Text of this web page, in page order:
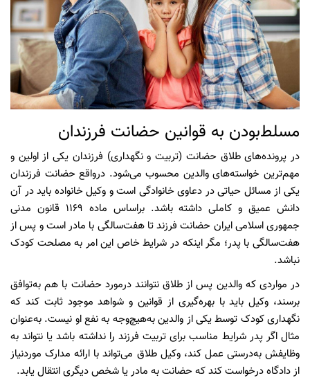
مسلط‌بودن به قوانین حضانت فرزندان
در پرونده‌های طلاق حضانت (تربیت و نگهداری) فرزندان یکی از اولین و
مهم‌ترین خواسته‌های والدین محسوب می‌شود. درواقع حضانت فرزندان
یکی از مسائل حیاتی در دعاوی خانوادگی است و وکیل خانواده باید در آن
دانش عمیق و کاملی داشته باشد. براساس ماده 1169 قانون مدنی
جمهوری اسلامی ایران حضانت فرزند تا هفت‌سالگی با مادر است و پس از
هفت‌سالگی با پدر؛ مگر اینکه در شرایط خاص این امر به مصلحت کودک
نباشد.
در مواردی که والدین پس از طلاق نتوانند درمورد حضانت با هم به‌توافق
برسند، وکیل باید با بهره‌گیری از قوانین و شواهد موجود ثابت کند که
نگهداری کودک توسط یکی از والدین به‌هیچ‌وجه به نفع او نیست. به‌عنوان
مثال اگر پدر شرایط مناسب برای تربیت فرزند را نداشته باشد یا نتواند به
وظایفش به‌درستی عمل کند، وکیل طلاق می‌تواند با ارائه مدارک موردنیاز
از دادگاه درخواست کند که حضانت به مادر یا شخص دیگری انتقال یابد.